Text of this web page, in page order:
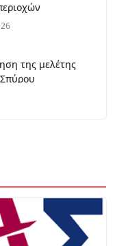
της μελέτης
χορτοκοπή,